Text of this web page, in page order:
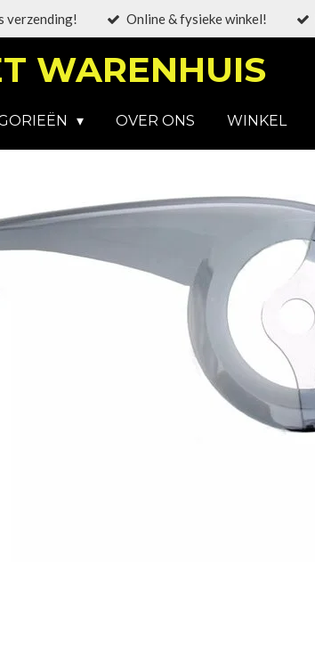
verzending! Online & fysieke winkel!
WARENHUIS
OVER ONS WINKEL